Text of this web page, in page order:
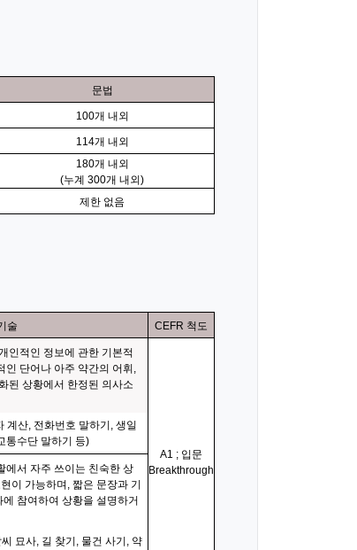
문법
100개 내외
114개 내외
180개 내외
(누계 300개 내외)
제한 없음
술 CEFR 척도
인적인 정보에 관한 기본적
인 단어나 아주 약간의 어휘,
된 상황에서 한정된 의사소
계산, 전화번호 말하기, 생일
통수단 말하기 등)
A1 ; 입문
Breakthrough
에서 자주 쓰이는 친숙한 상
이 가능하며, 짧은 문장과 기
참여하여 상황을 설명하거
묘사, 길 찾기, 물건 사기, 약